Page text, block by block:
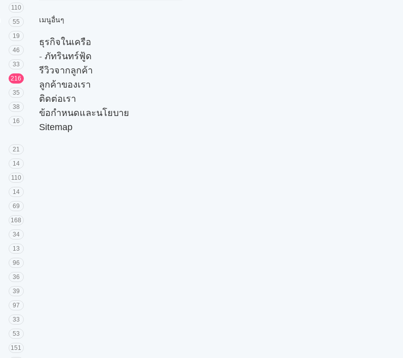
110
55
19
46
33
216
35
38
16
21
14
110
14
69
168
34
13
96
36
39
97
33
53
151
เมนูอื่นๆ
ธุรกิจในเครือ
- ภัทรินทร์ฟู้ด
รีวิวจากลูกค้า
ลูกค้าของเรา
ติดต่อเรา
ข้อกำหนดและนโยบาย
Sitemap